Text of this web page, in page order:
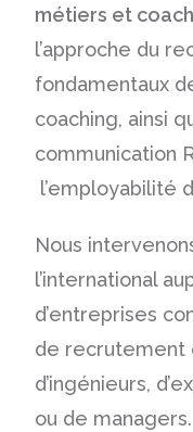
métiers et
l’approche du
fondamentaux
coaching, ainsi
communication
l’employabilité
Nous
l’international
d’entreprises
de recrutement
d’ingénieurs,
ou de managers.